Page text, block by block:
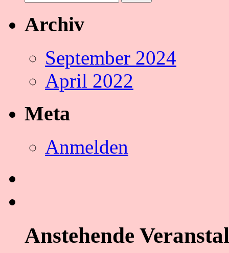
nach:
Archiv
September 2024
April 2022
Meta
Anmelden
Anstehende